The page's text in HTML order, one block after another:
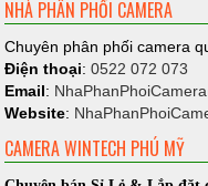
NHÀ PHÂN PHỐI CAMERA
Chuyên phân phối camera
Điện thoại:0522 072 073
Email:
Website:
CAMERA WINTECH PHÚ MỸ